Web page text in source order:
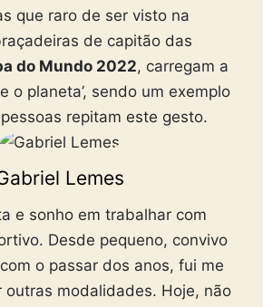
que raro de ser visto na
de capitão das
do Mundo 2022, carregam a
o planeta’, sendo um exemplo
repitam este gesto.
Lemes
e sonho em trabalhar com
Desde pequeno, convivo
o passar dos anos, fui me
outras modalidades. Hoje, não